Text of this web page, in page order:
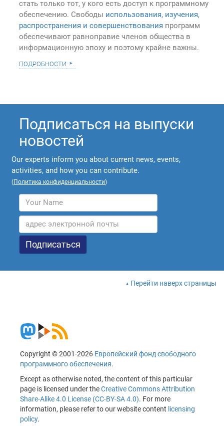
стать только тот, у кого есть доступ к программному
обеспечению. Свободы использования, изучения,
распространения и совершенствования программ
обеспечивают равноправие членов общества в
информационную эпоху и поэтому крайне важны.
подробности
Подписаться на выпуски
новостей
Our experts inform you about current news, events,
activities, and how you can contribute.
(Политика конфиденциальности)
Перейти наверх страницы
Copyright © 2001-2026 Европейский фонд свободного
программного обеспечения.
Except as otherwise noted, the content of this particular
page is licensed under theCreative Commons Attribution
Share-Alike 4.0 License (CC-BY-SA 4.0). For more
information, please refer to our website content licensing
policy.